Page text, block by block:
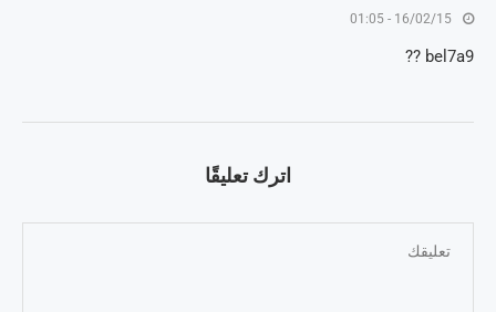
16/02/15 - 01:05
bel7a9 ??
اترك تعليقًا